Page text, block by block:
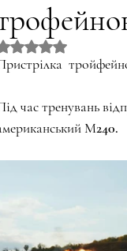
Богуна
Оцінка: NaN з 5
час тренувань
М240.